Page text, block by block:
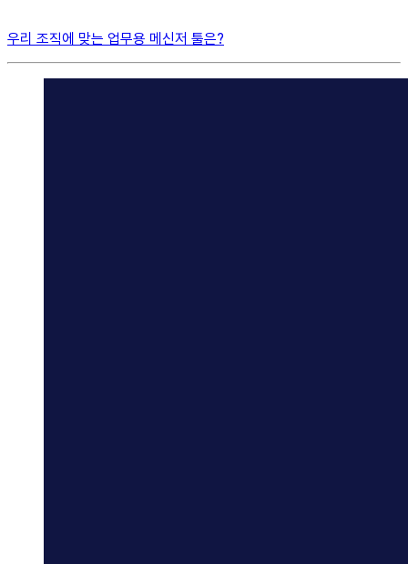
우리 조직에 맞는 업무용 메신저 툴은?